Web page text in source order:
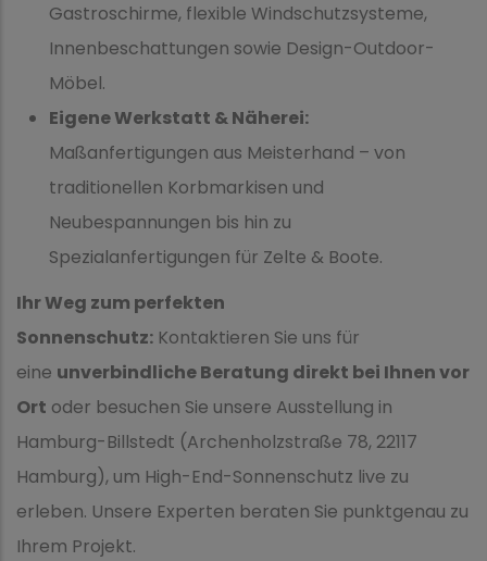
Gastroschirme, flexible Windschutzsysteme,
Innenbeschattungen sowie Design-Outdoor-
Möbel.
Eigene Werkstatt & Näherei:
Maßanfertigungen aus Meisterhand – von
traditionellen Korbmarkisen und
Neubespannungen bis hin zu
Spezialanfertigungen für Zelte & Boote.
Ihr Weg zum perfekten
Sonnenschutz: Kontaktieren Sie uns für
eine unverbindliche Beratung direkt bei Ihnen vor
Ort oder besuchen Sie unsere Ausstellung in
Hamburg-Billstedt (Archenholzstraße 78, 22117
Hamburg), um High-End-Sonnenschutz live zu
erleben. Unsere Experten beraten Sie punktgenau zu
Ihrem Projekt.